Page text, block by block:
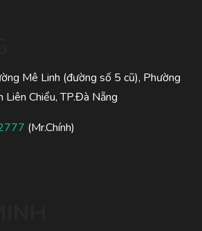
Mê Linh (đường số 5 cũ), Phường
Liên Chiểu, TP.Đà Nẵng
(Mr.Chính)